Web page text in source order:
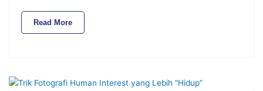
Read More